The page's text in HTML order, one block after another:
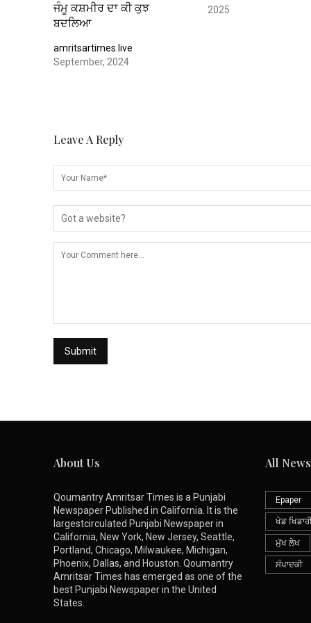
ਜੰਮੂ ਕਸ਼ਮੀਰ ਦਾ ਕੀ ਕੁਝ
ਬਦਲਿਆ
amritsartimes.live
September, 2024
2025
Leave A Reply
About Us
Qoumantry Amritsar Times is a Punjabi
Newspaper Published in California. It is the
largestcirculated Punjabi Newspaper in
California, New York, New Jersey, Seattle,
Portland, Chicago, Milwaukee, Michigan,
Phoenix, Dallas, and Houston. Qoumantry
Amritsar Times has emerged as one of the
best Punjabi Newspaper in the United
States.
All News
Epaper
ਖੇਡ
ਮੁੱਖ ਲੇਖ
ਸੰਪਾਦਕੀ